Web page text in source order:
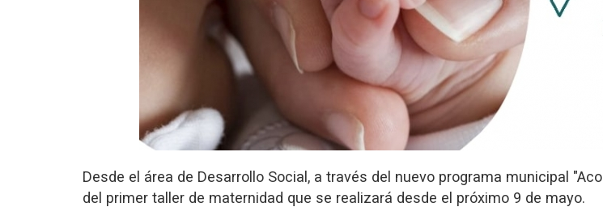
Desde el área de Desarrollo Social, a través del nuevo programa municipal
del primer taller de maternidad que se realizará desde el próximo 9 de mayo.